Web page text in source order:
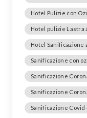
Hotel Pulizie con
Hotel pulizie Lastra
Hotel Sanificazione
Sanificazione con
Sanificazione
Sanificazione
Sanificazione